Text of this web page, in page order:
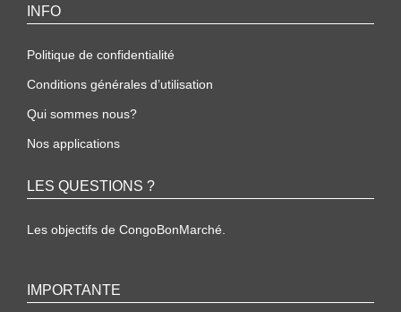
INFO
Politique de confidentialité
Conditions générales d’utilisation
Qui sommes nous?
Nos applications
LES QUESTIONS ?
Les objectifs de CongoBonMarché.
IMPORTANTE